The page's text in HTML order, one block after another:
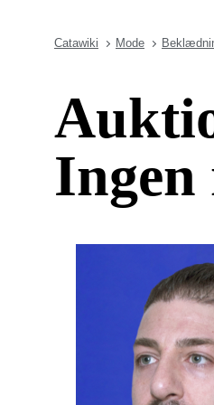
Catawiki Mode
Ingen